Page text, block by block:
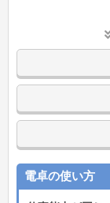
電卓の使い方